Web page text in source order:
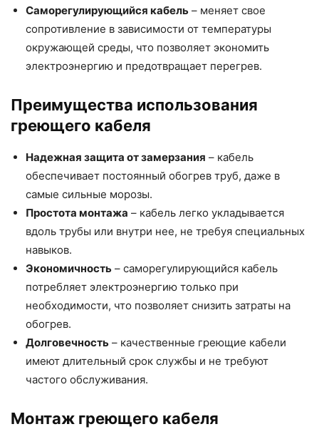
Саморегулирующийся кабель – меняет свое
сопротивление в зависимости от температуры
окружающей среды, что позволяет экономить
электроэнергию и предотвращает перегрев.
Преимущества использования
греющего кабеля
Надежная защита от замерзания – кабель
обеспечивает постоянный обогрев труб, даже в
самые сильные морозы.
Простота монтажа – кабель легко укладывается
вдоль трубы или внутри нее, не требуя специальных
навыков.
Экономичность – саморегулирующийся кабель
потребляет электроэнергию только при
необходимости, что позволяет снизить затраты на
обогрев.
Долговечность – качественные греющие кабели
имеют длительный срок службы и не требуют
частого обслуживания.
Монтаж греющего кабеля